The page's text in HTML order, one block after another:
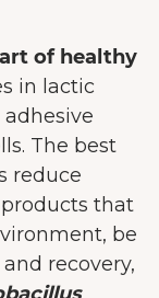
of healthy
in lactic
The best
reduce
that
be
recovery,